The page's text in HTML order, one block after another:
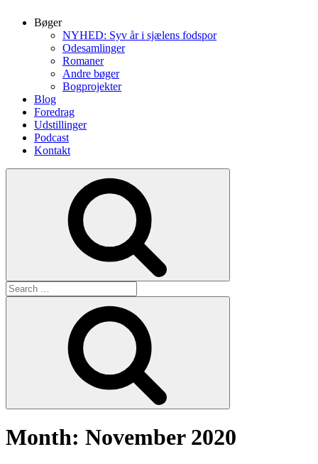
Bøger
NYHED: Syv år i sjælens fodspor
Odesamlinger
Romaner
Andre bøger
Bogprojekter
Blog
Foredrag
Udstillinger
Podcast
Kontakt
Search
for:
Month: November 2020